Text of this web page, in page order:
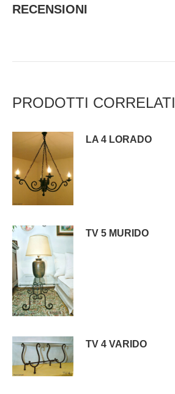
RECENSIONI
PRODOTTI CORRELATI
LA 4 LORADO
TV 5 MURIDO
TV 4 VARIDO